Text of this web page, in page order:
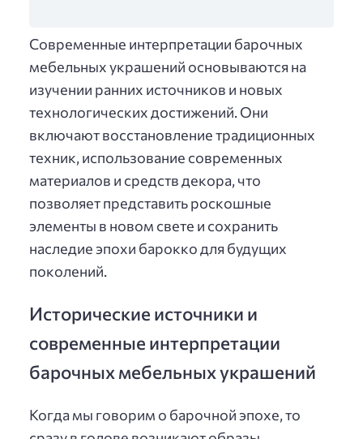
Современные интерпретации барочных
мебельных украшений основываются на
изучении ранних источников и новых
технологических достижений. Они
включают восстановление традиционных
техник, использование современных
материалов и средств декора, что
позволяет представить роскошные
элементы в новом свете и сохранить
наследие эпохи барокко для будущих
поколений.
Исторические источники и
современные интерпретации
барочных мебельных украшений
Когда мы говорим о барочной эпохе, то